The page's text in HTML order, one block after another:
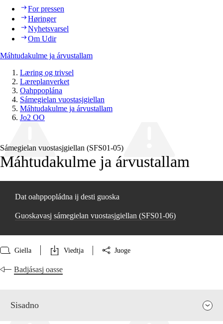
For pressen
Høringer
Nyhetsvarsel
Om Udir
Máhtudakulme ja árvustallam
Læring og trivsel
Læreplanverket
Oahppoplána
Sámegielan vuostasjgiellan
Máhtudakulme ja árvustallam
Jo2 OO
Sámegielan vuostasjgiellan (SFS01‑05)
Máhtudakulme ja árvustallam
Dat oahppopládna ij desti guoska
Guoskavasj sámegielan vuostasjgiellan (SFS01‑06)
Giella Viedtja Juoge
Badjásasj oasse
Sisadno